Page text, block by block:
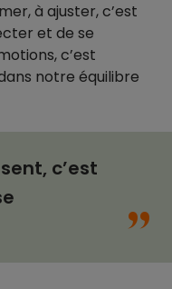
à ajuster, c’est
et de se
c’est
notre équilibre
c’est
“